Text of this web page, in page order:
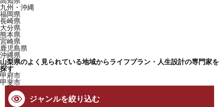
九州・沖縄
福岡県
長崎県
大分県
熊本県
宮崎県
鹿児島県
沖縄県
山梨県のよく見られている地域からライフプラン・人生設計の専門家を
探す
甲府市
甲斐市
ジャンルを絞り込む